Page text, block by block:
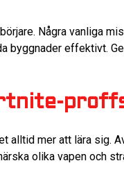
Några vanliga
byggnader effektivt.
alltid mer att lära sig.
olika vapen och